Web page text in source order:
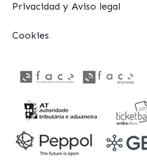
Privacidad y Aviso legal
Cookies